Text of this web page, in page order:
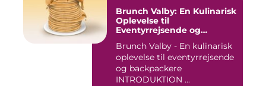
Brunch Valby: En Kulinarisk
Oplevelse til
Eventyrrejsende og
Brunch Valby - En kulinarisk
oplevelse til eventyrrejsende
og backpackere
INTRODUKTION ...